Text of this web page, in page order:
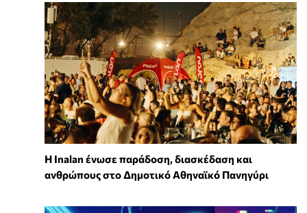
Η Inalan ένωσε παράδοση, διασκέδαση και
ανθρώπους στο Δημοτικό Αθηναϊκό Πανηγύρι